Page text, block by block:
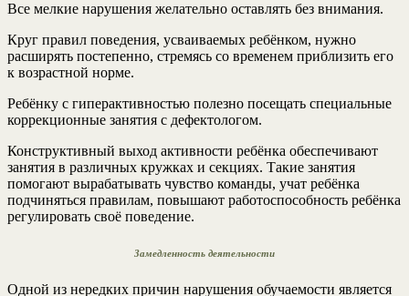
Все мелкие нарушения желательно оставлять без внимания.
Круг правил поведения, усваиваемых ребёнком, нужно
расширять постепенно, стремясь со временем приблизить его
к возрастной норме.
Ребёнку с гиперактивностью полезно посещать специальные
коррекционные занятия с дефектологом.
Конструктивный выход активности ребёнка обеспечивают
занятия в различных кружках и секциях. Такие занятия
помогают вырабатывать чувство команды, учат ребёнка
подчиняться правилам, повышают работоспособность ребёнка
регулировать своё поведение.
Замедленность деятельности
Одной из нередких причин нарушения обучаемости является